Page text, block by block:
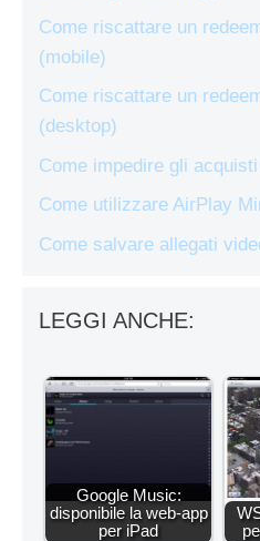
Come riscattare un
(mobile)
Come riscattare un
(desktop)
Come impedire gli
Come utilizzare AirPlay
Come salvare allegati
LEGGI ANCHE:
Google Music:
disponibile la web-app
per iPad